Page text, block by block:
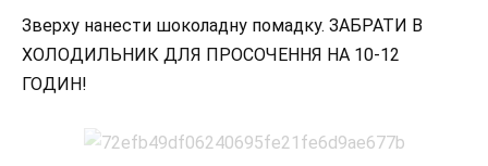
Зверху нанести шоколадну помадку. ЗАБРАТИ В
ХОЛОДИЛЬНИК ДЛЯ ПРОСОЧЕННЯ НА 10-12
ГОДИН!